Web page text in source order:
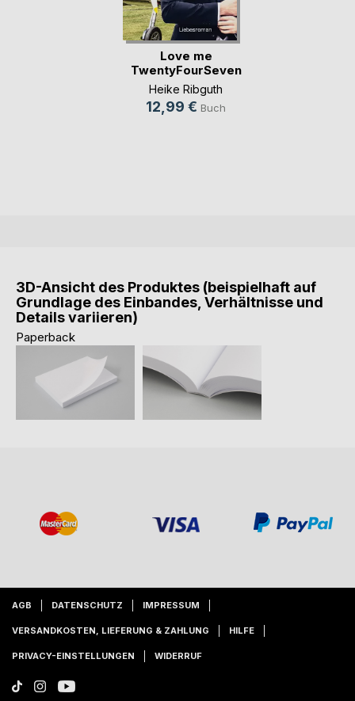
Love me
TwentyFourSeven
Heike Ribguth
12,99 € Buch
3D-Ansicht des Produktes (beispielhaft auf
Grundlage des Einbandes, Verhältnisse und
Details variieren)
Paperback
AGB DATENSCHUTZ IMPRESSUM
VERSANDKOSTEN, LIEFERUNG & ZAHLUNG HILFE
PRIVACY-EINSTELLUNGEN WIDERRUF